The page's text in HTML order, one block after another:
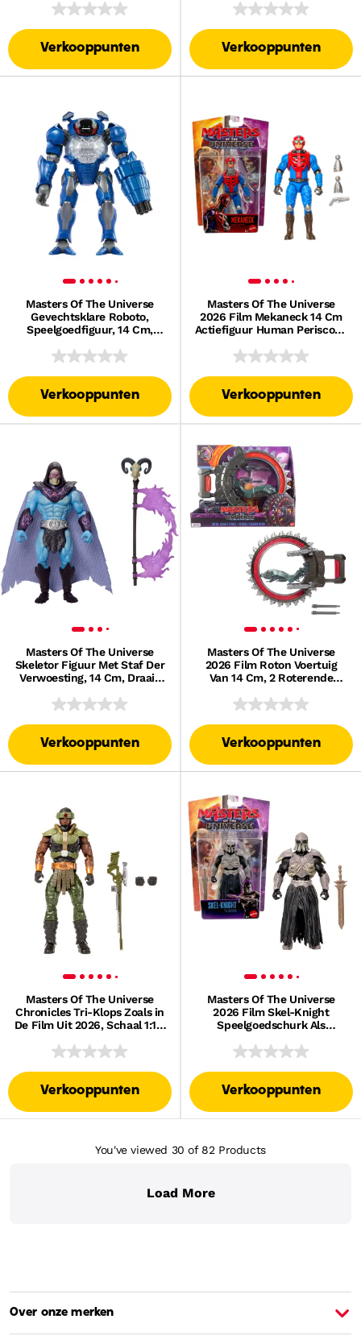
Verkooppunten
Schaal 1:12
Verkooppunten
Masters Of The Universe
Gevechtsklare Roboto,
Speelgoedfiguur, 14 Cm,
Snelle Trekbeweging
Verkooppunten
Masters Of The Universe
2026 Film Mekaneck 14 Cm
Actiefiguur Human Periscope
Verkooppunten
Masters Of The Universe
Skeletor Figuur Met Staf Der
Verwoesting, 14 Cm, Draai-
Verkooppunten
Masters Of The Universe
2026 Film Roton Voertuig
Van 14 Cm, 2 Roterende
Verkooppunten
Masters Of The Universe
Chronicles Tri-Klops Zoals in
De Film Uit 2026, Schaal 1:12,
Verkooppunten
Masters Of The Universe
2026 Film Skel-Knight
Speelgoedschurk Als
Zwaard
Verkooppunten
You've viewed 30of 82 Products
Load More
Over onze merken